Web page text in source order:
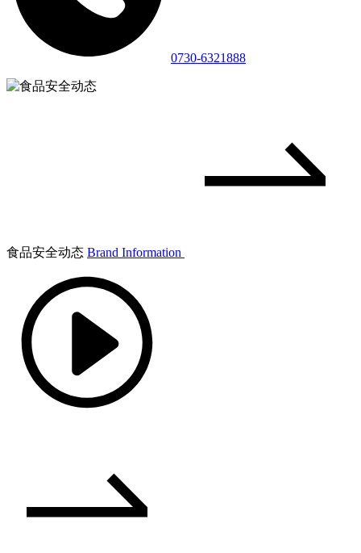
0730-6321888
食品安全动态 Brand Information